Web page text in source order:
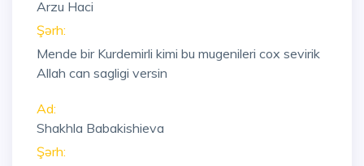
Arzu Haci
Şərh:
Mende bir Kurdemirli kimi bu mugenileri cox sevirik
Allah can sagligi versin
Ad:
Shakhla Babakishieva
Şərh: